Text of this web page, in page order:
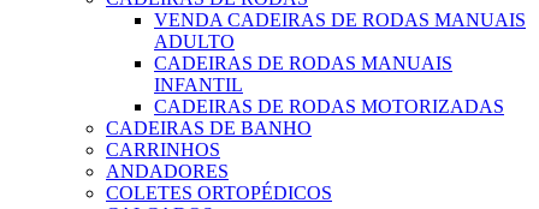
VENDA CADEIRAS DE RODAS MANUAIS
ADULTO
CADEIRAS DE RODAS MANUAIS
INFANTIL
CADEIRAS DE RODAS MOTORIZADAS
CADEIRAS DE BANHO
CARRINHOS
ANDADORES
COLETES ORTOPÉDICOS